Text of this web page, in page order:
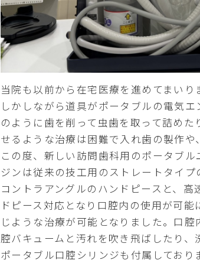
当院も以前から在宅医療を進めてまいり
しかしながら道具がポータブルの電気
のように歯を削って虫歯を取って詰め
せるような治療は困難で入れ歯の製作や
この度、新しい訪問歯科用のポータブ
ジンは従来の技工用のストレートタイ
コントラアングルのハンドピースと、
ドピース対応となり口腔内の使用が可
じような治療が可能となりました。口
腔バキュームと汚れを吹き飛ばしたり
ポータブル口腔シリンジも付属しており